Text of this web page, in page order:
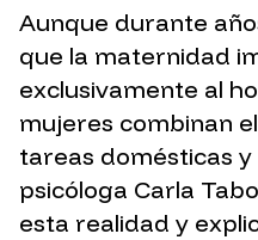
Aunque durante
que la maternidad
exclusivamente al
mujeres combinan
tareas domésticas
psicóloga Carla
esta realidad y